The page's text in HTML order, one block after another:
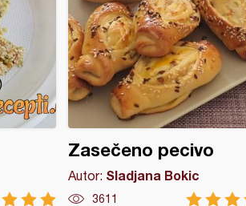
Zasečeno pecivo
Autor: Sladjana Bokic
3611